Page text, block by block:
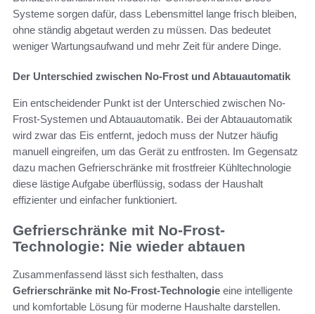
Systeme sorgen dafür, dass Lebensmittel lange frisch bleiben,
ohne ständig abgetaut werden zu müssen. Das bedeutet
weniger Wartungsaufwand und mehr Zeit für andere Dinge.
Der Unterschied zwischen No-Frost und Abtauautomatik
Ein entscheidender Punkt ist der Unterschied zwischen No-
Frost-Systemen und Abtauautomatik. Bei der Abtauautomatik
wird zwar das Eis entfernt, jedoch muss der Nutzer häufig
manuell eingreifen, um das Gerät zu entfrosten. Im Gegensatz
dazu machen Gefrierschränke mit frostfreier Kühltechnologie
diese lästige Aufgabe überflüssig, sodass der Haushalt
effizienter und einfacher funktioniert.
Gefrierschränke mit No-Frost-
Technologie: Nie wieder abtauen
Zusammenfassend lässt sich festhalten, dass
Gefrierschränke mit No-Frost-Technologie eine intelligente
und komfortable Lösung für moderne Haushalte darstellen.